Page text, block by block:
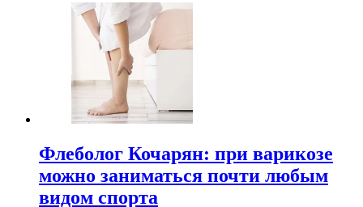
Флеболог Кочарян: при варикозе
можно заниматься почти любым
видом спорта